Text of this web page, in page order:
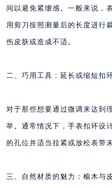
间以避免紧绷感。一般来说，
用剪刀按照测量后的长度进行
伤皮肤或造成不适。
二、巧用工具：延长或缩短扣
对于那些想要通过微调来达到
举。通常情况下，手表扣环设
的孔位并适当拉紧或放松表带
三、自然材质的魅力：榆木与